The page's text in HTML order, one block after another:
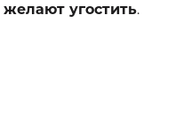
желают угостить.